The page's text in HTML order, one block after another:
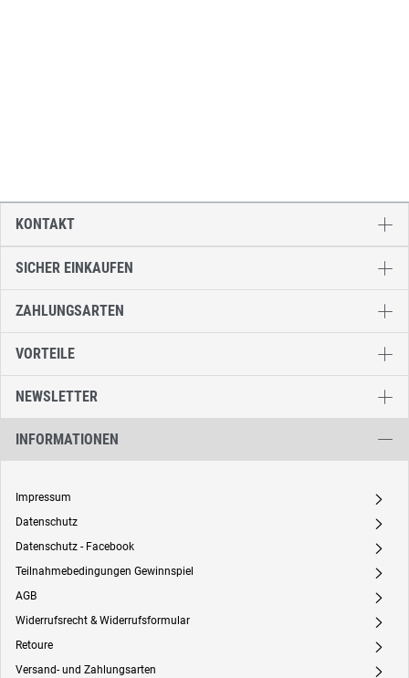
SICHER EINKAUFEN
ZAHLUNGSARTEN
VORTEILE
NEWSLETTER
INFORMATIONEN
Impressum A
Datenschutz A
Datenschutz - Facebook A
Teilnahmebedingungen Gewinnspiel A
AGB A
Widerrufsrecht & Widerrufsformular A
Retoure A
Versand- und Zahlungsarten A
KONTAKT